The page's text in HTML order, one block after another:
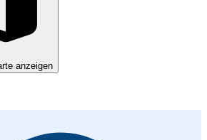
anzeigen